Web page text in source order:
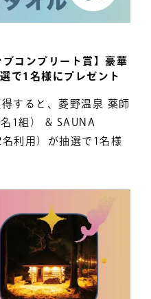
コンプリート賞】豪華
で1名様にプレゼント
すると、菱野温泉 薬師
1組） & SAUNA
利用）が抽選で1名様